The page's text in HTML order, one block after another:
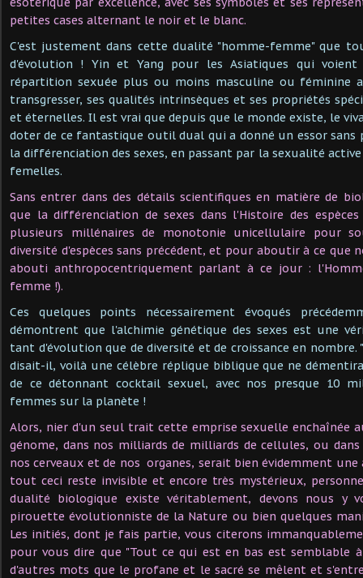
petites cases alternant le noir et le blanc.
C'est justement dans cette dualité "homme-femme" que
d'évolution ! Yin et Yang pour les Asiatiques qui
répartition sexuée plus ou moins masculine ou féminine
transgresser, ses qualités intrinsèques et ses propriétés
et éternelles. Il est vrai que depuis que le monde existe, le
doter de ce fantastique outil dual qui a donné un essor sans
la différenciation des sexes, en passant par la sexualité
femelles.
Sans entrer dans des détails scientifiques en matière de
que la différenciation de sexes dans l'Histoire des
plusieurs millénaires de monotonie unicellulaire pour
diversité d'espèces sans précédent, et pour aboutir à ce que
abouti anthropocentriquement parlant à ce jour :
femme !).
Ces quelques points nécessairement évoqués
démontrent que l'alchimie génétique des sexes est une
tant d'évolution que de diversité et de croissance en
disait-il, voilà une célèbre réplique biblique que ne
de ce détonnant cocktail sexuel, avec nos presque 10
femmes sur la planète !
Alors, nier d'un seul trait cette emprise sexuelle enchaînée
génome, dans nos milliards de milliards de cellules, ou
nos cerveaux et de nos organes, serait bien évidemment
tout ceci reste invisible et encore très mystérieux,
dualité biologique existe véritablement, devons nous y
pirouette évolutionniste de la Nature ou bien quelques
Les initiés, dont je fais partie, vous citerons
pour vous dire que "Tout ce qui est en bas est semblable
d'autres mots que le profane et le sacré se mêlent et